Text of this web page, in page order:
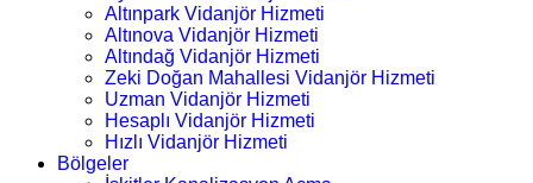
Altınpark Vidanjör Hizmeti
Altınova Vidanjör Hizmeti
Altındağ Vidanjör Hizmeti
Zeki Doğan Mahallesi Vidanjör Hizmeti
Uzman Vidanjör Hizmeti
Hesaplı Vidanjör Hizmeti
Hızlı Vidanjör Hizmeti
Bölgeler